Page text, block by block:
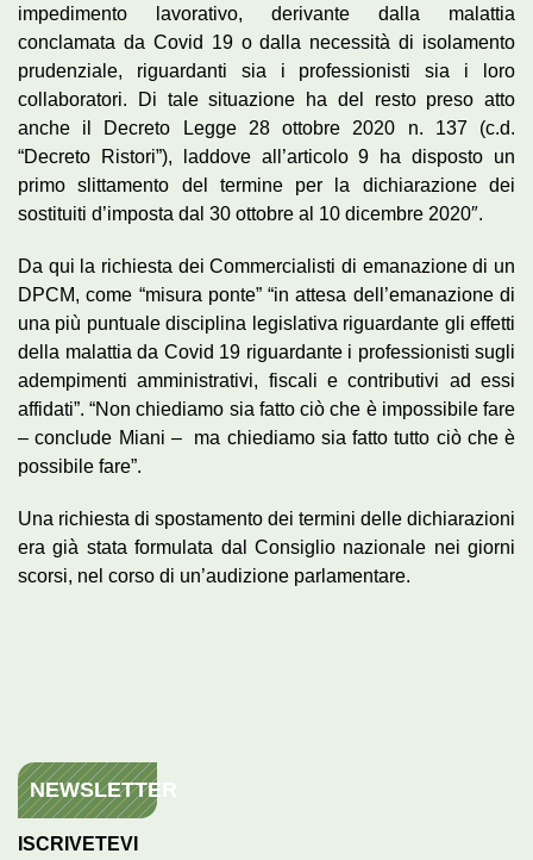
impedimento lavorativo, derivante dalla malattia
conclamata da Covid 19 o dalla necessità di isolamento
prudenziale, riguardanti sia i professionisti sia i loro
collaboratori. Di tale situazione ha del resto preso atto
anche il Decreto Legge 28 ottobre 2020 n. 137 (c.d.
“Decreto Ristori”), laddove all’articolo 9 ha disposto un
primo slittamento del termine per la dichiarazione dei
sostituiti d’imposta dal 30 ottobre al 10 dicembre 2020″.
Da qui la richiesta dei Commercialisti di emanazione di un
DPCM, come “misura ponte” “in attesa dell’emanazione di
una più puntuale disciplina legislativa riguardante gli effetti
della malattia da Covid 19 riguardante i professionisti sugli
adempimenti amministrativi, fiscali e contributivi ad essi
affidati”. “Non chiediamo sia fatto ciò che è impossibile fare
– conclude Miani – ma chiediamo sia fatto tutto ciò che è
possibile fare”.
Una richiesta di spostamento dei termini delle dichiarazioni
era già stata formulata dal Consiglio nazionale nei giorni
scorsi, nel corso di un’audizione parlamentare.
NEWSLETTER
ISCRIVETEVI